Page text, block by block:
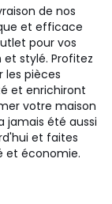
de nos
et efficace
pour vos
stylé. Profitez
les pièces
et enrichiront
votre maison
jamais été aussi
et faites
et économie.